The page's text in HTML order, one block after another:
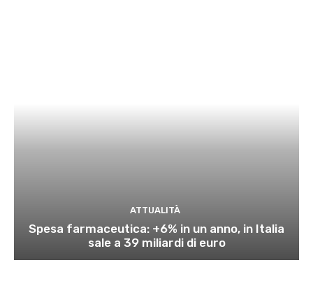
ATTUALITÀ
Spesa farmaceutica: +6% in un anno, in Italia
sale a 39 miliardi di euro